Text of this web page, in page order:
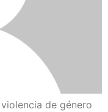
de géne­ro